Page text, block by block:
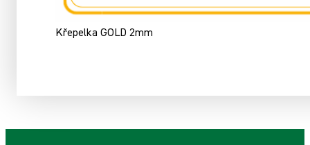
Křepelka GOLD 2mm